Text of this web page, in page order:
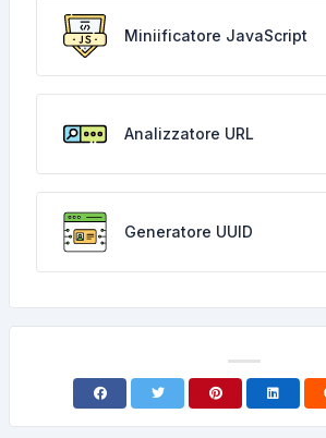
Miniificatore JavaScript
Analizzatore URL
Generatore UUID